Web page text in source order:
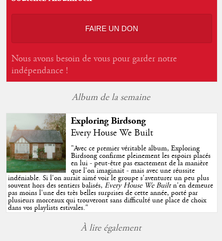
FAIRE UN DON
Nous avons besoin de vous pour garder notre
indépendance !
Album de la semaine
Exploring Birdsong
Every House We Built
"Avec ce premier véritable album, Exploring
Birdsong confirme pleinement les espoirs placés
en lui - peut-être pas exactement de la manière
que l'on imaginait - mais avec une réussite
indéniable. Si l'on aurait aimé voir le groupe s'aventurer un peu plus
souvent hors des sentiers balisés,Every House We Builtn'en demeure
pas moins l'une des très belles surprises de cette année, porté par
plusieurs morceaux qui trouveront sans difficulté une place de choix
dans vos playlists estivales."
À lire également